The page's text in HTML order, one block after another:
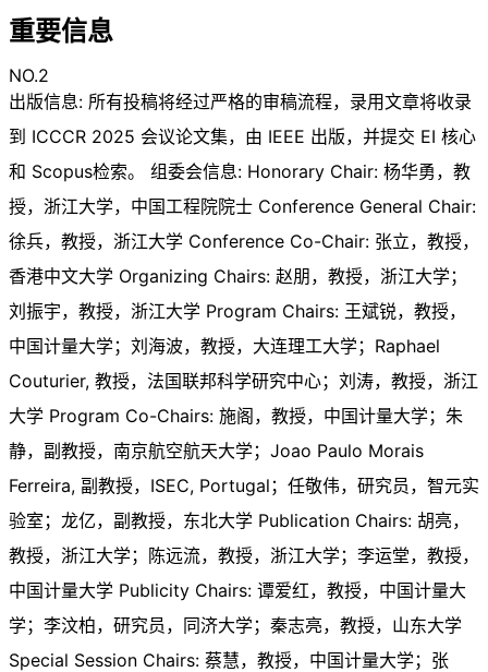
重要信息
NO.2
出版信息: 所有投稿将经过严格的审稿流程，录用文章将收录
到 ICCCR 2025 会议论文集，由 IEEE 出版，并提交 EI 核心
和 Scopus检索。 组委会信息: Honorary Chair: 杨华勇，教
授，浙江大学，中国工程院院士 Conference General Chair:
徐兵，教授，浙江大学 Conference Co-Chair: 张立，教授，
香港中文大学 Organizing Chairs: 赵朋，教授，浙江大学；
刘振宇，教授，浙江大学 Program Chairs: 王斌锐，教授，
中国计量大学；刘海波，教授，大连理工大学；Raphael
Couturier, 教授，法国联邦科学研究中心；刘涛，教授，浙江
大学 Program Co-Chairs: 施阁，教授，中国计量大学；朱
静，副教授，南京航空航天大学；Joao Paulo Morais
Ferreira, 副教授，ISEC, Portugal；任敬伟，研究员，智元实
验室；龙亿，副教授，东北大学 Publication Chairs: 胡亮，
教授，浙江大学；陈远流，教授，浙江大学；李运堂，教授，
中国计量大学 Publicity Chairs: 谭爱红，教授，中国计量大
学；李汶柏，研究员，同济大学；秦志亮，教授，山东大学
Special Session Chairs: 蔡慧，教授，中国计量大学；张